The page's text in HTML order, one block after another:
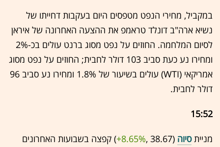
במקביל, מחירי הנפט מטפסים היום בעקבות דחייתו של
נשיא ארה"ב דונלד טראמפ את ההצעה האחרונה של איראן
לסיום המלחמה. החוזים על נפט מסוג ברנט עולים בכ-2%
ומחירו נע כעת סביב 103 דולר לחבית; החוזים על נפט מסוג
אמריקאי (WTI) עולים בשיעור של 1.8% ומחירו נע סביב 96
דולר לחבית.
15:52
מנייתסיוה (38.67 ,‎
+8.65%‏) קפצה בשבועות האחרונים